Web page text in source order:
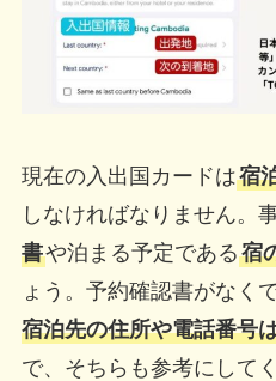
現在の入出国カードは宿
しなければなりません。
書や泊まる予定である宿
ょう。予約確認書がなく
宿泊先の住所や電話番号
で、そちらも参考にして